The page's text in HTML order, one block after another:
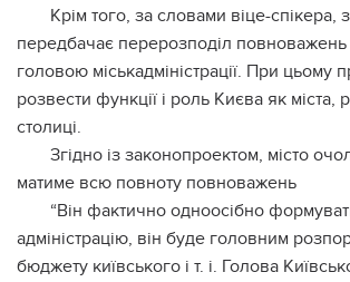
Крім того, за словами віце-спікера,
передбачає перерозподіл повноважень
головою міськадміністрації. При цьому
розвести функції і роль Києва як міста,
столиці.
Згідно із законопроектом, місто
матиме всю повноту повноважень
“Він фактично одноосібно
адміністрацію, він буде головним
бюджету київського і т. і. Голова